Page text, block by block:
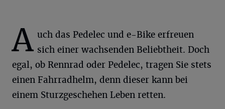
A uch das Pedelec und e-Bike erfreuen
sich einer wachsenden Beliebtheit. Doch
egal, ob Rennrad oder Pedelec, tragen Sie stets
einen Fahrradhelm, denn dieser kann bei
einem Sturzgeschehen Leben retten.